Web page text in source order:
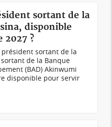
sortant de la
disponible
2027 ?
sortant de la
de la Banque
(BAD) Akinwumi
disponible pour servir